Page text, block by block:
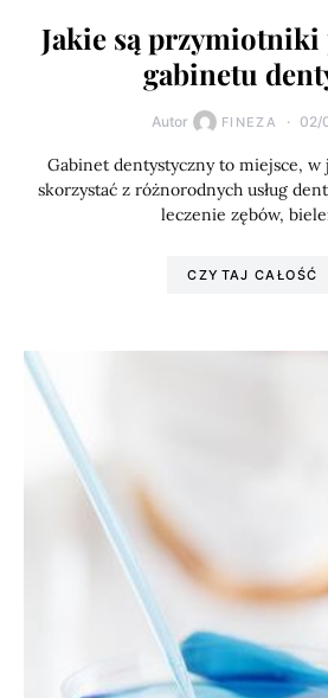
Jakie są przymiotniki
gabinetu
Autor FINEZA 02/
Gabinet dentystyczny to miejsce, w
skorzystać z różnorodnych usług
leczenie zębów,
CZYTAJ CAŁOŚĆ